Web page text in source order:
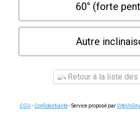
60° (forte
Autre
Retour à la liste
CGU - Confidentialité- Service proposé par